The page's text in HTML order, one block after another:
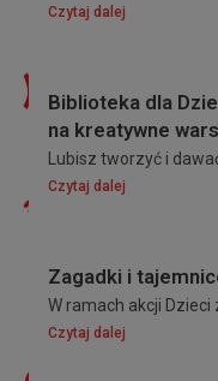
Czytaj dalej
Biblioteka dla
na kreatywne
Lubisz tworzyć i
Czytaj dalej
Zagadki i
W ramach akcji Dzieci
Czytaj dalej